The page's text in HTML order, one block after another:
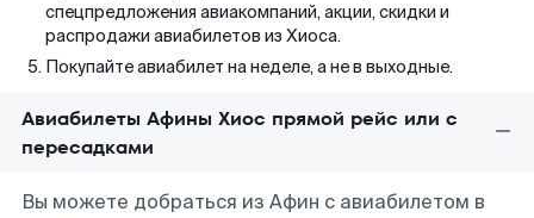
спецпредложения авиакомпаний, акции, скидки и
распродажи авиабилетов из Хиоса.
Покупайте авиабилет на неделе, а не в выходные.
Авиабилеты Афины Хиос прямой рейс или с
пересадками
Вы можете добраться из Афин с авиабилетом в